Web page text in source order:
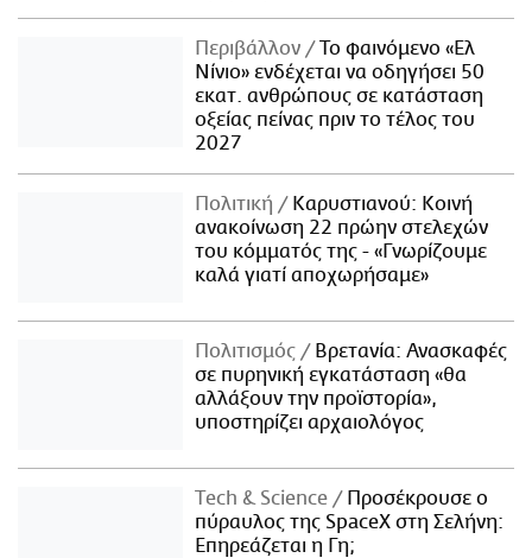
Περιβάλλον
Το φαινόμενο «Ελ
Νίνιο» ενδέχεται να οδηγήσει 50
εκατ. ανθρώπους σε κατάσταση
οξείας πείνας πριν το τέλος του
2027
Πολιτική
Καρυστιανού: Κοινή
ανακοίνωση 22 πρώην στελεχών
του κόμματός της - «Γνωρίζουμε
καλά γιατί αποχωρήσαμε»
Πολιτισμός
Βρετανία: Ανασκαφές
σε πυρηνική εγκατάσταση «θα
αλλάξουν την προϊστορία»,
υποστηρίζει αρχαιολόγος
Τech & Science
Προσέκρουσε ο
πύραυλος της SpaceX στη Σελήνη:
Επηρεάζεται η Γη;